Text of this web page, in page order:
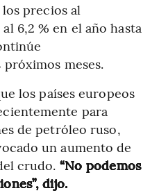
precios al
6,2 % en el año hasta
meses.
los países europeos
para
de petróleo ruso,
un aumento de
crudo. “No podemos
dijo.